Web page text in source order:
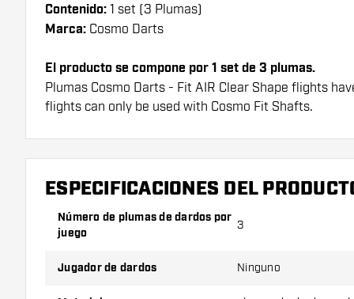
Contenido: 1 set (3 Plumas)
Marca: Cosmo Darts
El producto se compone por 1 set de 3 plumas.
Plumas Cosmo Darts - Fit AIR Clear Shape flights
flights can only be used with Cosmo Fit Shafts.
Asegúrate de tener suficientes plumas y cañas.
romperse con el uso.
Prueba una forma, un material o un grosor
descubrir qué variante es mejor para ti.
ESPECIFICACIONES DEL
Número de plumas de dardos por
juego
3
Jugador de dardos Ninguno